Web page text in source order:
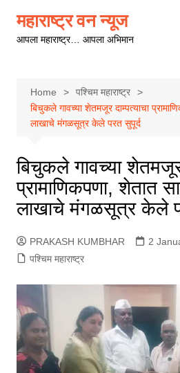
content
महाराष्ट्र वन न्यूज
आपला महाराष्ट्र… आपला अभिमान
Home
पश्चिम महाराष्ट्र
बिचुकले गावच्या शेतमजूर दाम्पत्याचा
लाखाचे मंगळसूत्र केले परत सुपूर्द
बिचुकले गावच्या शेतमजूर
प्रामाणिकपणा, शेतात
लाखाचे मंगळसूत्र केले
PRAKASH KUMBHAR 2
पश्चिम महाराष्ट्र